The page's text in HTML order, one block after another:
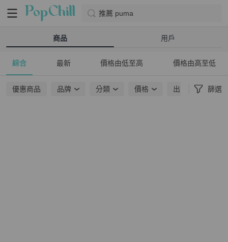
推薦 puma
商品 用戶
綜合 最新 價格由低至高 價格由高至低
優惠商品 品牌 分類 價格 出貨地點 篩選